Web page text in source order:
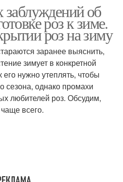
об
роз к зиме.
роз на зиму
заранее выяснить,
зимует в конкретной
его нужно утеплять, чтобы
сезона, однако промахи
любителей роз. Обсудим,
всего.